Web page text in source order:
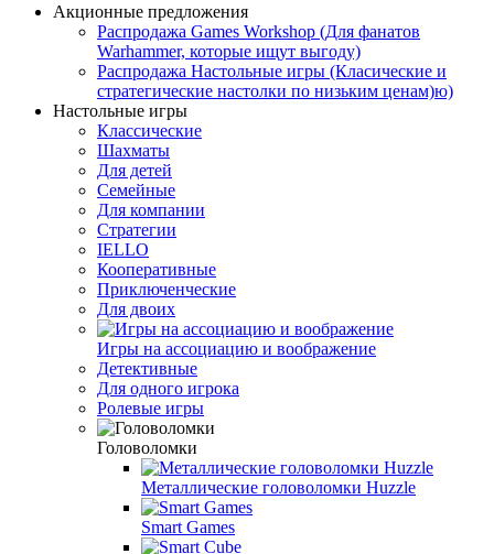
Акционные предложения
Распродажа Games Workshop (Для фанатов
Warhammer, которые ищут выгоду)
Распродажа Настольные игры (Класические и
стратегические настолки по низьким ценам)ю)
Настольные игры
Классические
Шахматы
Для детей
Семейные
Для компании
Стратегии
IELLO
Кооперативные
Приключенческие
Для двоих
Игры на ассоциацию и воображение
Детективные
Для одного игрока
Ролевые игры
Головоломки
Металлические головоломки Huzzle
Smart Games